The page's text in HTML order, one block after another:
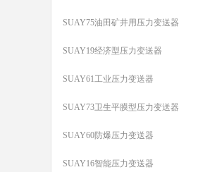
SUAY75油田矿井用压力变送器
SUAY19经济型压力变送器
SUAY61工业压力变送器
SUAY73卫生平膜型压力变送器
SUAY60防爆压力变送器
SUAY16智能压力变送器